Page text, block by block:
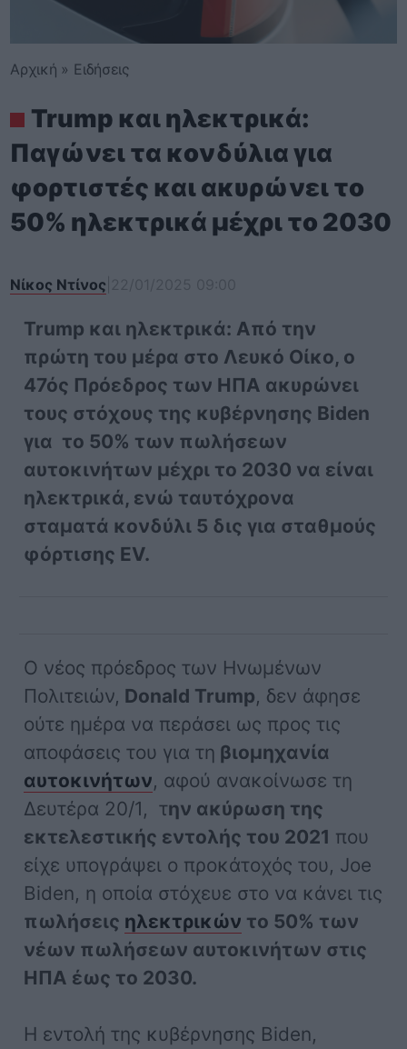
Αρχική » Ειδήσεις
Trump και ηλεκτρικά:
Παγώνει τα κονδύλια για
φορτιστές και ακυρώνει το
50% ηλεκτρικά μέχρι το 2030
Νίκος Ντίνος
Trump και ηλεκτρικά: Από την
πρώτη του μέρα στο Λευκό Οίκο, ο
47ός Πρόεδρος των ΗΠΑ ακυρώνει
τους στόχους της κυβέρνησης Biden
για το 50% των πωλήσεων
αυτοκινήτων μέχρι το 2030 να είναι
ηλεκτρικά, ενώ ταυτόχρονα
σταματά κονδύλι 5 δις για σταθμούς
φόρτισης EV.
Ο νέος πρόεδρος των Ηνωμένων
Πολιτειών, Donald Trump, δεν άφησε
ούτε ημέρα να περάσει ως προς τις
αποφάσεις του για τη βιομηχανία
αυτοκινήτων, αφού ανακοίνωσε τη
Δευτέρα 20/1, την ακύρωση της
εκτελεστικής εντολής του 2021 που
είχε υπογράψει ο προκάτοχός του, Joe
Biden, η οποία στόχευε στο να κάνει τις
πωλήσεις ηλεκτρικών το 50% των
νέων πωλήσεων αυτοκινήτων στις
ΗΠΑ έως το 2030.
Η εντολή της κυβέρνησης Biden,